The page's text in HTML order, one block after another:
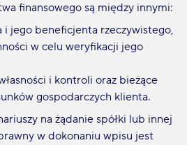
finansowego są między innymi:
jego beneficjenta rzeczywistego,
w celu weryfikacji jego
i kontroli oraz bieżące
gospodarczych klienta.
na żądanie spółki lub innej
w dokonaniu wpisu jest